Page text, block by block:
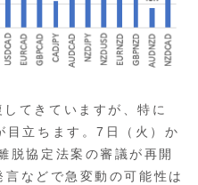
てきていますが、特に
目立ちます。7日（火）か
脱協定法案の審議が再開
などで急変動の可能性は